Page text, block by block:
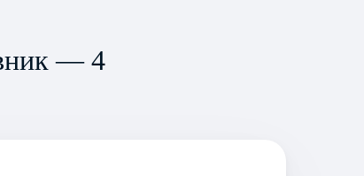
— 4